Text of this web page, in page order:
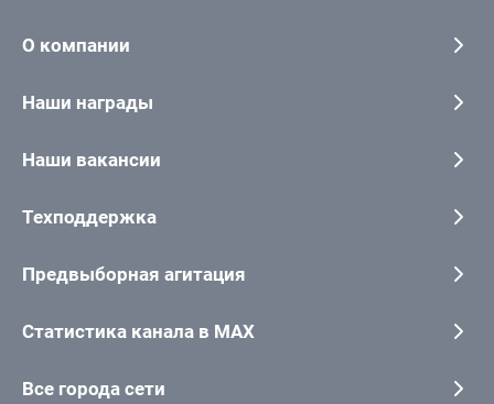
О компании
Наши награды
Наши вакансии
Техподдержка
Предвыборная агитация
Статистика канала в MAX
Все города сети